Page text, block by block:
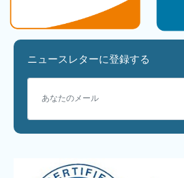
ニュースレターに登録する